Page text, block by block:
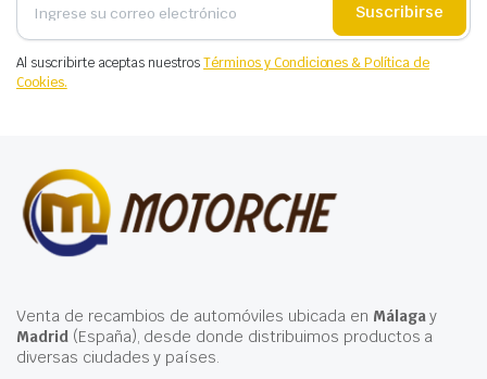
Suscribirse
Al suscribirte aceptas nuestrosTérminos y Condiciones & Política de
Cookies.
Venta de recambios de automóviles ubicada en Málagay
Madrid(España), desde donde distribuimos productos a
diversas ciudades y países.